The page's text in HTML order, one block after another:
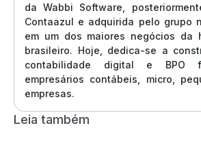
da Wabbi Software,
Contaazul e adquirida pelo grupo
em um dos maiores negócios da
brasileiro. Hoje, dedica-se a
contabilidade digital e BPO
empresários contábeis, micro,
empresas.
Leia também